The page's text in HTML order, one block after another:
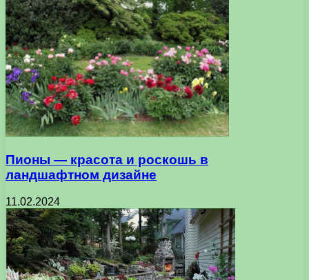
Пионы — красота и роскошь в
ландшафтном дизайне
11.02.2024